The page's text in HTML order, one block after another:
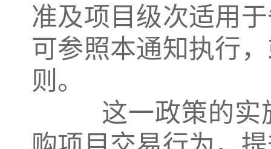
准及项目级次适用
可参照本通知执行
则。
这一政策的实